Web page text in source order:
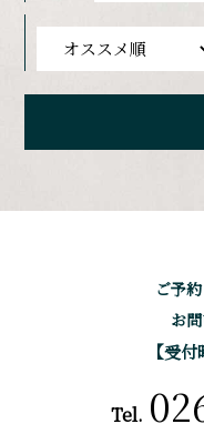
ご予
お
【受
Tel.